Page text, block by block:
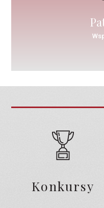
Konkursy